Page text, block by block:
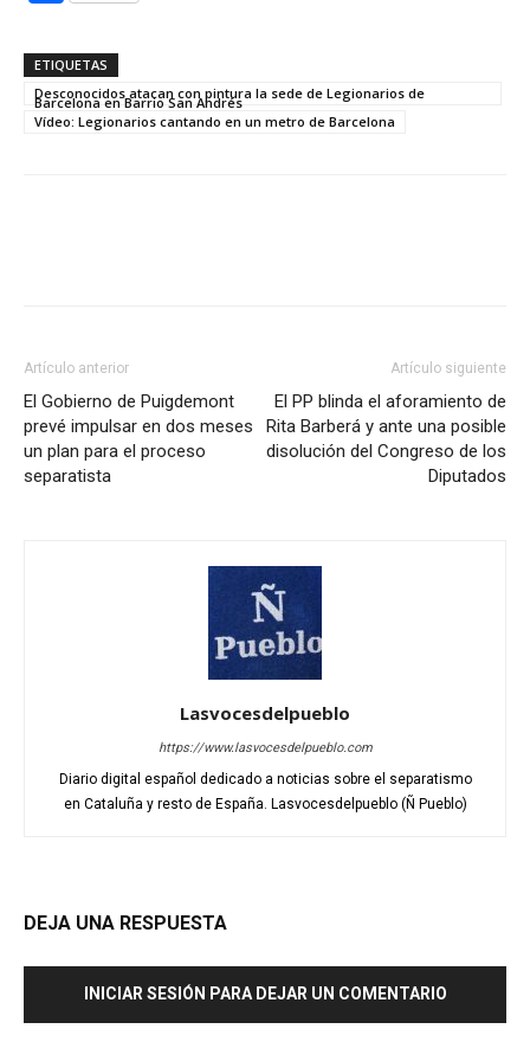
ETIQUETAS
Desconocidos atacan con pintura la sede de Legionarios de
Barcelona en Barrio San Andrés
Vídeo: Legionarios cantando en un metro de Barcelona
Artículo anterior
El Gobierno de Puigdemont
prevé impulsar en dos meses
un plan para el proceso
separatista
Artículo siguiente
El PP blinda el aforamiento de
Rita Barberá y ante una posible
disolución del Congreso de los
Diputados
Lasvocesdelpueblo
https://www.lasvocesdelpueblo.com
Diario digital español dedicado a noticias sobre el separatismo
en Cataluña y resto de España. Lasvocesdelpueblo (Ñ Pueblo)
DEJA UNA RESPUESTA
INICIAR SESIÓN PARA DEJAR UN COMENTARIO